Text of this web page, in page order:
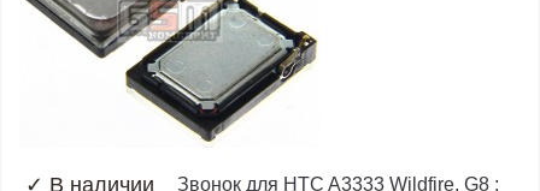
✓ В наличии
Звонок для HTC A3333 Wildfire, G8 ;